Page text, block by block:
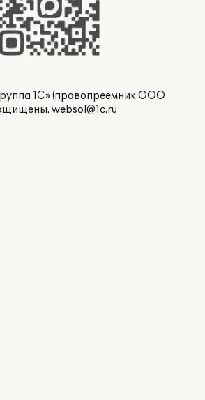
1С» (правопреемник ООО
websol@1c.ru